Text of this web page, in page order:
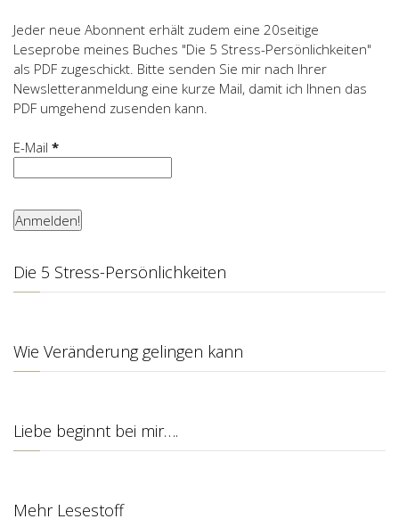
Jeder neue Abonnent erhält zudem eine 20seitige
Leseprobe meines Buches "Die 5 Stress-Persönlichkeiten"
als PDF zugeschickt. Bitte senden Sie mir nach Ihrer
Newsletteranmeldung eine kurze Mail, damit ich Ihnen das
PDF umgehend zusenden kann.
E-Mail *
Die 5 Stress-Persönlichkeiten
Wie Veränderung gelingen kann
Liebe beginnt bei mir….
Mehr Lesestoff